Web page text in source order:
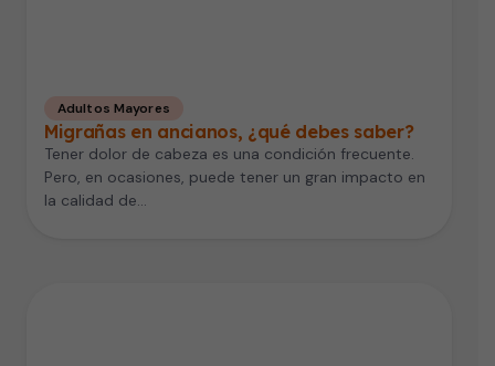
Adultos Mayores
Migrañas en ancianos, ¿qué debes saber?
Tener dolor de cabeza es una condición frecuente.
Pero, en ocasiones, puede tener un gran impacto en
la calidad de…